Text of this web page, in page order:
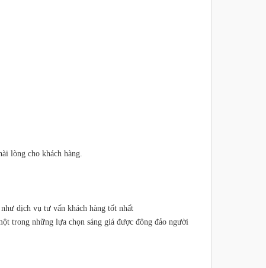
lòng cho khách hàng.
dịch vụ tư vấn khách hàng tốt nhất
trong những lựa chọn sáng giá được đông đảo người